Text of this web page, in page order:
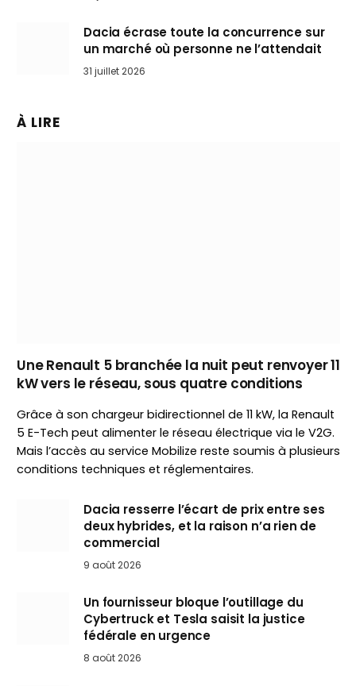
Dacia écrase toute la concurrence sur
un marché où personne ne l’attendait
31 juillet 2026
À LIRE
Une Renault 5 branchée la nuit peut renvoyer 11
kW vers le réseau, sous quatre conditions
Grâce à son chargeur bidirectionnel de 11 kW, la Renault
5 E-Tech peut alimenter le réseau électrique via le V2G.
Mais l’accès au service Mobilize reste soumis à plusieurs
conditions techniques et réglementaires.
Dacia resserre l’écart de prix entre ses
deux hybrides, et la raison n’a rien de
commercial
9 août 2026
Un fournisseur bloque l’outillage du
Cybertruck et Tesla saisit la justice
fédérale en urgence
8 août 2026